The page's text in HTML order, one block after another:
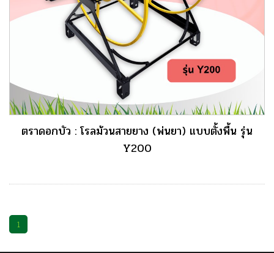
ตราดอกบัว : โรลม้วนสายยาง (พ่นยา) แบบตั้งพื้น รุ่น
Y200
1